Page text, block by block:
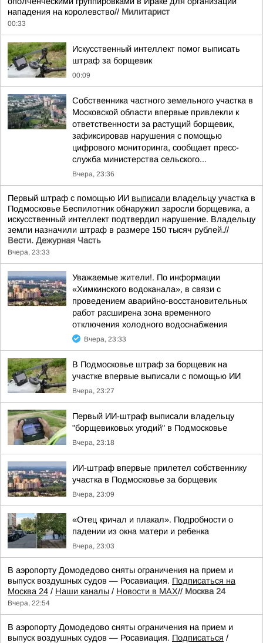
нападения на королевство// Милитарист
00:33
Искусственный интеллект помог выписать
штраф за борщевик
00:09
Собственника частного земельного участка в
Московской области впервые привлекли к
ответственности за растущий борщевик,
зафиксировав нарушения с помощью
цифрового мониторинга, сообщает пресс-
служба министерства сельского...
Вчера, 23:36
Первый штраф с помощью ИИ выписали владельцу участка в
Подмосковье Беспилотник обнаружил заросли борщевика, а
искусственный интеллект подтвердил нарушение. Владельцу
земли назначили штраф в размере 150 тысяч рублей.//
Вести. Дежурная Часть
Вчера, 23:33
Уважаемые жители!. По информации
«Химкинского водоканала», в связи с
проведением аварийно-восстановительных
работ расширена зона временного
отключения холодного водоснабжения
Вчера, 23:33
В Подмосковье штраф за борщевик на
участке впервые выписали с помощью ИИ
Вчера, 23:27
Первый ИИ-штраф выписали владельцу
"борщевиковых угодий" в Подмосковье
Вчера, 23:18
ИИ-штраф впервые прилетел собственнику
участка в Подмосковье за борщевик
Вчера, 23:09
«Отец кричал и плакал». Подробности о
падении из окна матери и ребенка
Вчера, 23:03
В аэропорту Домодедово сняты ограничения на прием и
выпуск воздушных судов — Росавиация. Подписаться на
Москва 24 / Наши каналы / Новости в MAX// Москва 24
Вчера, 22:54
В аэропорту Домодедово сняты ограничения на прием и
выпуск воздушных судов — Росавиация. Подписаться /